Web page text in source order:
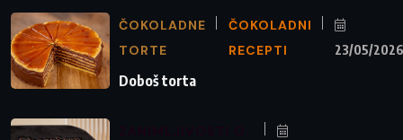
ČOKOLADNE
TORTE
ČOKOLADNI
RECEPTI
23/05/2026
Doboš torta